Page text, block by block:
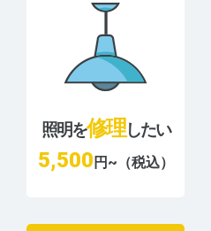
照明を修理したい
5,500 円~（税込）